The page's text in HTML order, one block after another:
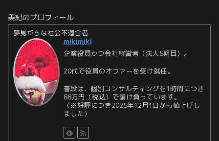
美紀のプロフィール
夢見がちな社会不適合者
mikimiki
企業役員かつ会社経営者（法人5期目）。
20代で役員のオファーを受け就任。
普段は、個別コンサルティングを1時間につき
88万円（税込）で請け負っています。
（※好評につき2025年12月1日から値上げし
ました）